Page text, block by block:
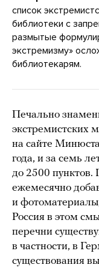
список
библиотеки с
размытые
экстремизму»
библиотекарям.
Печально
экстремистских
на сайте
года, и за семь
до 2500 пунктов.
ежемесячно
и
Россия в этом
перечни
в частности, в
существования